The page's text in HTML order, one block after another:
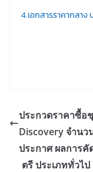
4.เอกสารราคากลาง
ประกวดราคาซื้อ
Discovery จำนว
ประกาศ ผลการ
ตรี ประเภททั่วไ